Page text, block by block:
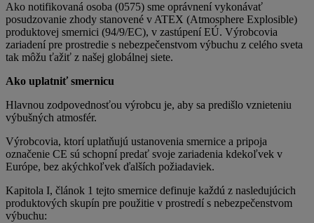
Ako notifikovaná osoba (0575) sme oprávnení vykonávať
posudzovanie zhody stanovené v ATEX (Atmosphere Explosible)
produktovej smernici (94/9/EC), v zastúpení EÚ. Výrobcovia
zariadení pre prostredie s nebezpečenstvom výbuchu z celého sveta
tak môžu ťažiť z našej globálnej siete.
Ako uplatniť smernicu
Hlavnou zodpovednosťou výrobcu je, aby sa predišlo vznieteniu
výbušných atmosfér.
Výrobcovia, ktorí uplatňujú ustanovenia smernice a pripoja
označenie CE sú schopní predať svoje zariadenia kdekoľvek v
Európe, bez akýchkoľvek ďalších požiadaviek.
Kapitola I, článok 1 tejto smernice definuje každú z nasledujúcich
produktových skupín pre použitie v prostredí s nebezpečenstvom
výbuchu: